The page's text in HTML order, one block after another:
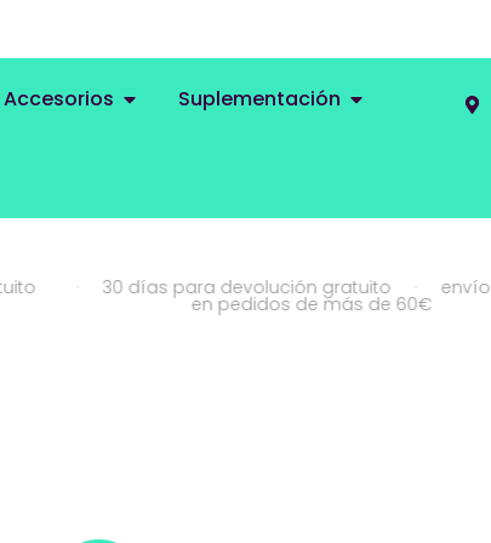
Accesorios Suplementación
· 30 días para devolución gratuito · envío gratuito
en pedidos de más de 60€